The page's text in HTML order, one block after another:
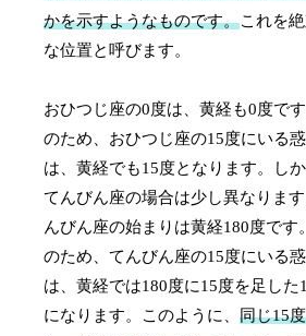
かを示すようなものです。これを
な位置と呼びます。
おひつじ座の0度は、黄経も0度で
のため、おひつじ座の15度にいる
は、黄経でも15度となります。しか
てんびん座の場合は少し異なりま
んびん座の始まりは黄経180度です
のため、てんびん座の15度にいる
は、黄経では180度に15度を足した
になります。このように、同じ15